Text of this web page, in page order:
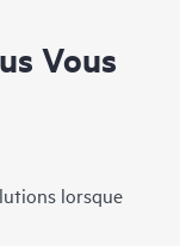
Vous
lorsque